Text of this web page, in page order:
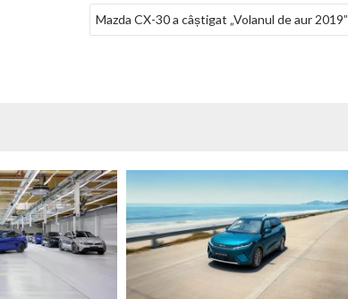
Mazda CX-30 a câștigat „Volanul de aur 2019”